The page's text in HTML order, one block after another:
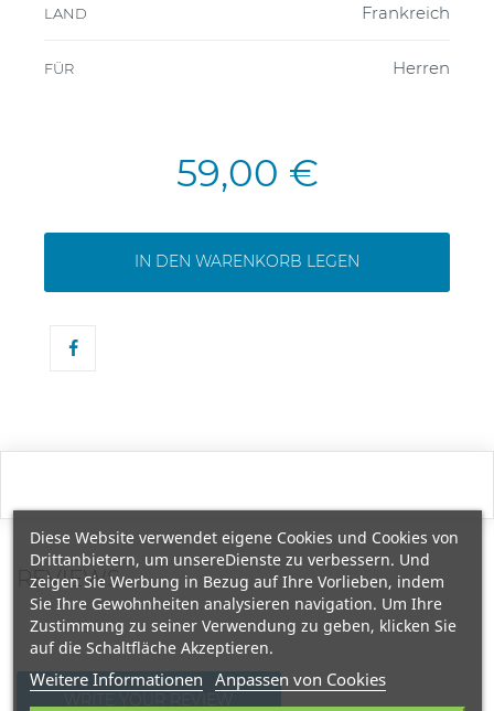
LAND Frankreich
FÜR Herren
59,00 €
IN DEN WARENKORB LEGEN
REVIEWS
WRITE YOUR REVIEW
Diese Website verwendet eigene Cookies und Cookies von
Drittanbietern, um unsereDienste zu verbessern. Und
zeigen Sie Werbung in Bezug auf Ihre Vorlieben, indem
Sie Ihre Gewohnheiten analysieren navigation. Um Ihre
Zustimmung zu seiner Verwendung zu geben, klicken Sie
auf die Schaltfläche Akzeptieren.
Weitere Informationen Anpassen von Cookies